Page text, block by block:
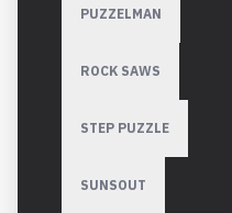
PUZZELMAN
ROCK SAWS
STEP PUZZLE
SUNSOUT